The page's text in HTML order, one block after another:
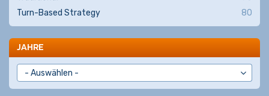
Turn-Based Strategy
80
JAHRE